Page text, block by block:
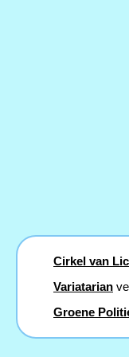
Cirkel van
Variatarian
Groene